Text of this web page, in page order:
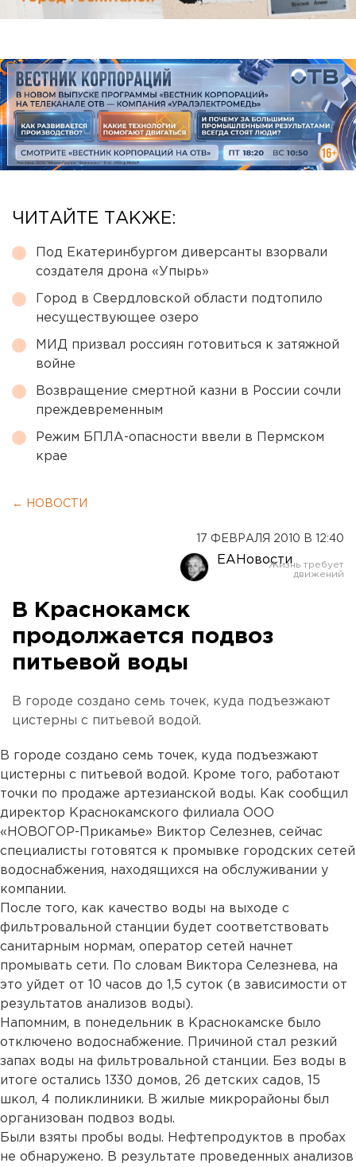
ЧИТАЙТЕ ТАКЖЕ:
Под Екатеринбургом диверсанты взорвали
создателя дрона «Упырь»
Город в Свердловской области подтопило
несуществующее озеро
МИД призвал россиян готовиться к затяжной
войне
Возвращение смертной казни в России сочли
преждевременным
Режим БПЛА-опасности ввели в Пермском
крае
← НОВОСТИ
17 ФЕВРАЛЯ 2010 В 12:40
ЕАНовости
В Краснокамск
продолжается подвоз
питьевой воды
В городе создано семь точек, куда подъезжают
цистерны с питьевой водой.
В городе создано семь точек, куда подъезжают
цистерны с питьевой водой. Кроме того, работают
точки по продаже артезианской воды. Как сообщил
директор Краснокамского филиала ООО
«НОВОГОР-Прикамье» Виктор Селезнев, сейчас
специалисты готовятся к промывке городских сетей
водоснабжения, находящихся на обслуживании у
компании.
После того, как качество воды на выходе с
фильтровальной станции будет соответствовать
санитарным нормам, оператор сетей начнет
промывать сети. По словам Виктора Селезнева, на
это уйдет от 10 часов до 1,5 суток (в зависимости от
результатов анализов воды).
Напомним, в понедельник в Краснокамске было
отключено водоснабжение. Причиной стал резкий
запах воды на фильтровальной станции. Без воды в
итоге остались 1330 домов, 26 детских садов, 15
школ, 4 поликлиники. В жилые микрорайоны был
организован подвоз воды.
Были взяты пробы воды. Нефтепродуктов в пробах
не обнаружено. В результате проведенных анализов